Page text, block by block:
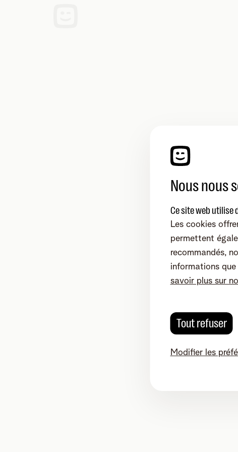
Nous nous
Ce site web utilise
Les cookies
permettent
recommandés,
informations
savoir plus sur
Tout refuser
Modifier les